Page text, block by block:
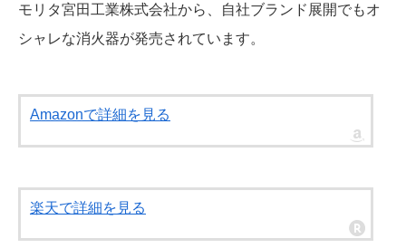
モリタ宮田工業株式会社から、自社ブランド展開でもオ
シャレな消火器が発売されています。
Amazonで詳細を見る
楽天で詳細を見る